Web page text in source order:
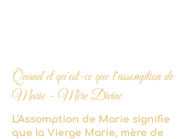
Quand et qu'est-ce que l'assomption de
Marie - Mère Divine
L'Assomption de Marie signifie
que la Vierge Marie, mère de